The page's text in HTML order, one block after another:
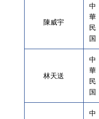
陳威宇
中
華
民
国
林天送
中
華
民
国
中